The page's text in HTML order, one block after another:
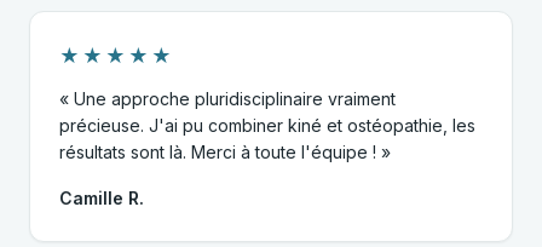
★★★★★
« Une approche pluridisciplinaire vraiment
précieuse. J'ai pu combiner kiné et ostéopathie, les
résultats sont là. Merci à toute l'équipe ! »
Camille R.